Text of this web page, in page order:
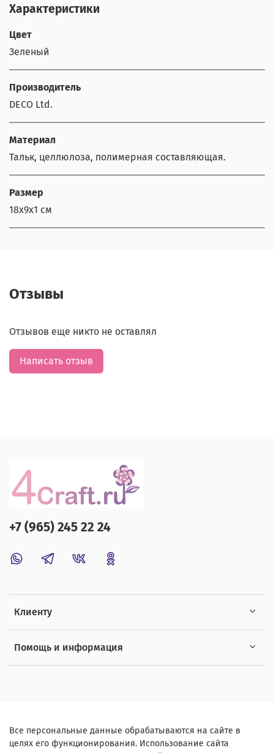
Характеристики
Цвет
Зеленый
Производитель
DECO Ltd.
Материал
Тальк, целлюлоза, полимерная составляющая.
Размер
18х9х1 см
Отзывы
Отзывов еще никто не оставлял
Написать отзыв
Клиенту
Помощь и информация
+7 (965) 245 22 24
Все персональные данные обрабатываются на сайте в
целях его функционирования. Использование сайта